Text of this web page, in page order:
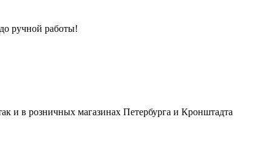
ручной работы!
и в розничных магазинах Петербурга и Кронштадта